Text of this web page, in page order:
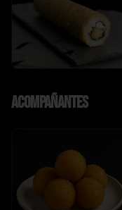
Acompañantes